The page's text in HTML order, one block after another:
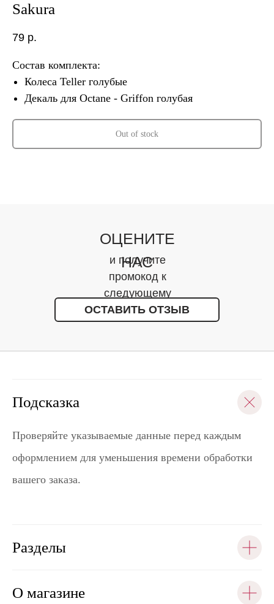
Sakura
79 р.
Состав комплекта:
Колеса Teller голубые
Декаль для Octane - Griffon голубая
Out of stock
ОЦЕНИТЕ
НАС
и получите
промокод к
следующему
заказу
ОСТАВИТЬ ОТЗЫВ
Подсказка
Проверяйте указываемые данные перед каждым
оформлением для уменьшения времени обработки
вашего заказа.
Разделы
О магазине